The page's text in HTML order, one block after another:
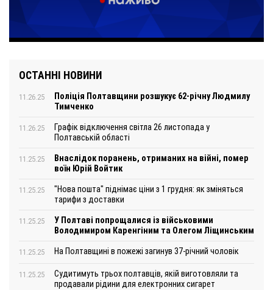
ОСТАННІ НОВИНИ
11.26.25
Поліція Полтавщини розшукує 62-річну Людмилу
Тимченко
11.26.25
Графік відключення світла 26 листопада у
Полтавській області
11.25.25
Внаслідок поранень, отриманих на війні, помер
воїн Юрій Войтик
11.25.25
"Нова пошта" піднімає ціни з 1 грудня: як зміняться
тарифи з доставки
11.25.25
У Полтаві попрощалися із військовими
Володимиром Каренгіним та Олегом Ліщинським
11.25.25 На Полтавщині в пожежі загинув 37-річний чоловік
11.25.25
Судитимуть трьох полтавців, якій виготовляли та
продавали рідини для електронних сигарет